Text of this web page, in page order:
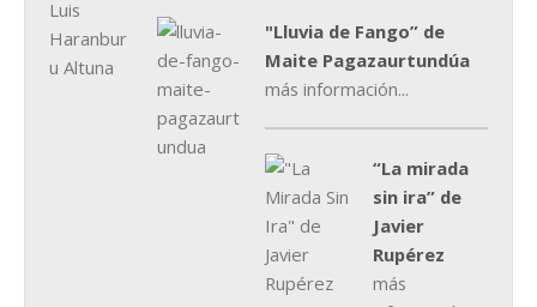
"Lluvia de Fango” de
Maite Pagazaurtundúa
más información...
“La mirada
sin ira” de
Javier
Rupérez
más